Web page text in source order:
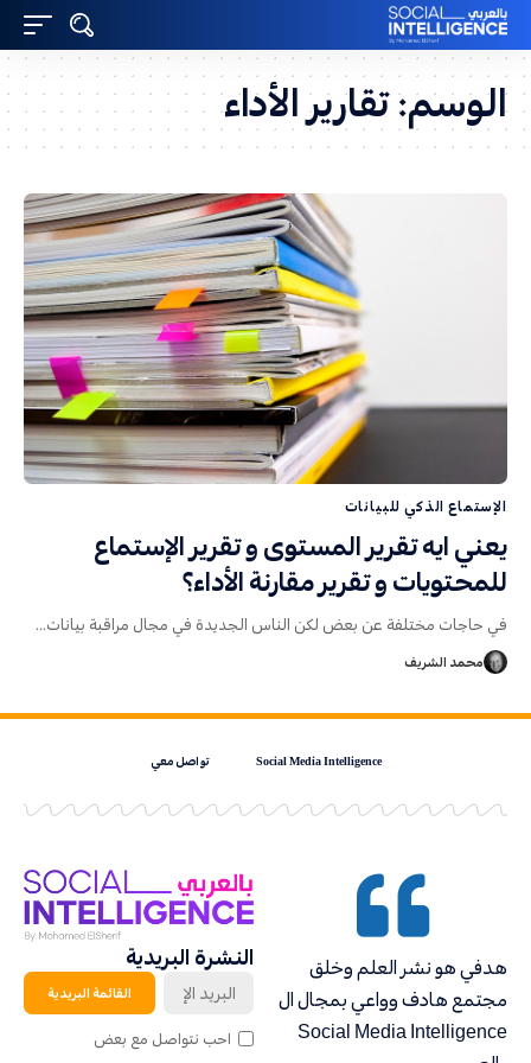
الوسم:تقارير الأداء
الإستماع الذكي للبيانات
يعني ايه تقرير المستوى و تقرير الإستماع
للمحتويات و تقرير مقارنة الأداء؟
في حاجات مختلفة عن بعض لكن الناس الجديدة في مجال مراقبة بيانات…
محمد الشريف
Social Media Intelligence تواصل معي
هدفي هو نشر العلم وخلق
مجتمع هادف وواعي بمجال ال
Social Media Intelligence
النشرة البريدية
احب نتواصل مع بعض